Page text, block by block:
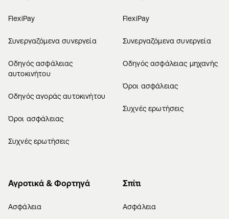
FlexiPay
Συνεργαζόμενα συνεργεία
Οδηγός ασφάλειας
αυτοκινήτου
Οδηγός αγοράς αυτοκινήτου
Όροι ασφάλειας
Συχνές ερωτήσεις
FlexiPay
Συνεργαζόμενα συνεργεία
Οδηγός ασφάλειας μηχανής
Όροι ασφάλειας
Συχνές ερωτήσεις
Αγροτικά & Φορτηγά
Ασφάλεια
Σπίτι
Ασφάλεια